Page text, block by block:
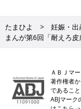
たまひよ 妊娠・出
まんが第6回「耐えろ皮
ＡＢＪマ
著作権者
であるこ
ABJマーク